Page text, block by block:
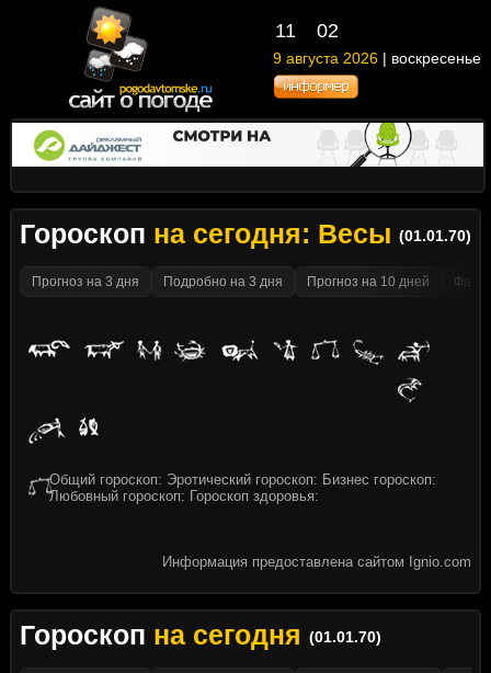
11 02
9 августа 2026 | воскресенье
Гороскоп на сегодня: Весы (01.01.70)
Прогноз на 3 дня Подробно на 3 дня Прогноз на 10 дней
Общий гороскоп: Эротический гороскоп: Бизнес гороскоп:
Любовный гороскоп: Гороскоп здоровья:
Информация предоставлена сайтом Ignio.com
Гороскоп на сегодня (01.01.70)